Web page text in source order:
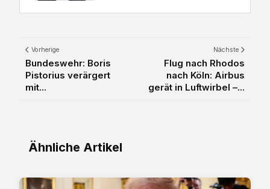
Vorherige
Bundeswehr: Boris
Pistorius verärgert
mit...
Nächste
Flug nach Rhodos
nach Köln: Airbus
gerät in Luftwirbel –...
Ähnliche Artikel